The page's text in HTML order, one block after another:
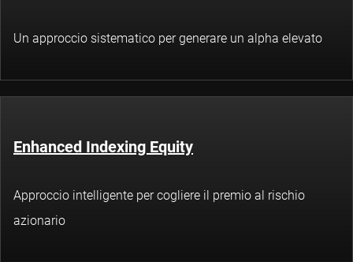
Un approccio sistematico per generare un alpha elevato
Enhanced Indexing Equity
Approccio intelligente per cogliere il premio al rischio
azionario